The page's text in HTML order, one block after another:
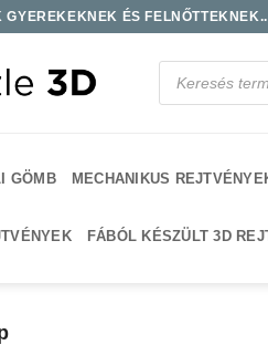
GYEREKEKNEK ÉS
Products
search
GÖMB MECHANIKUS
FÁBÓL KÉSZÜLT 3D